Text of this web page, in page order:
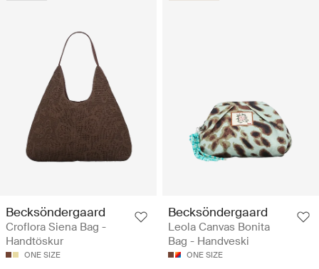
Becksöndergaard
Croflora Siena Bag -
Handtöskur
ONE SIZE
Becksöndergaard
Leola Canvas Bonita
Bag - Handveski
ONE SIZE